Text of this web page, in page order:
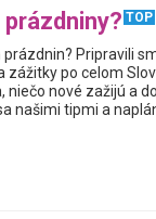
TOP
Pripravili
po celom
nové zažijú a
našimi tipmi a